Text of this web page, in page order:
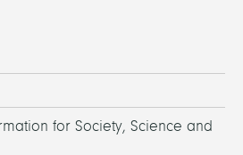
for Society, Science and